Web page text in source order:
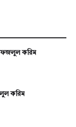
ফজলুল করিম
করিম